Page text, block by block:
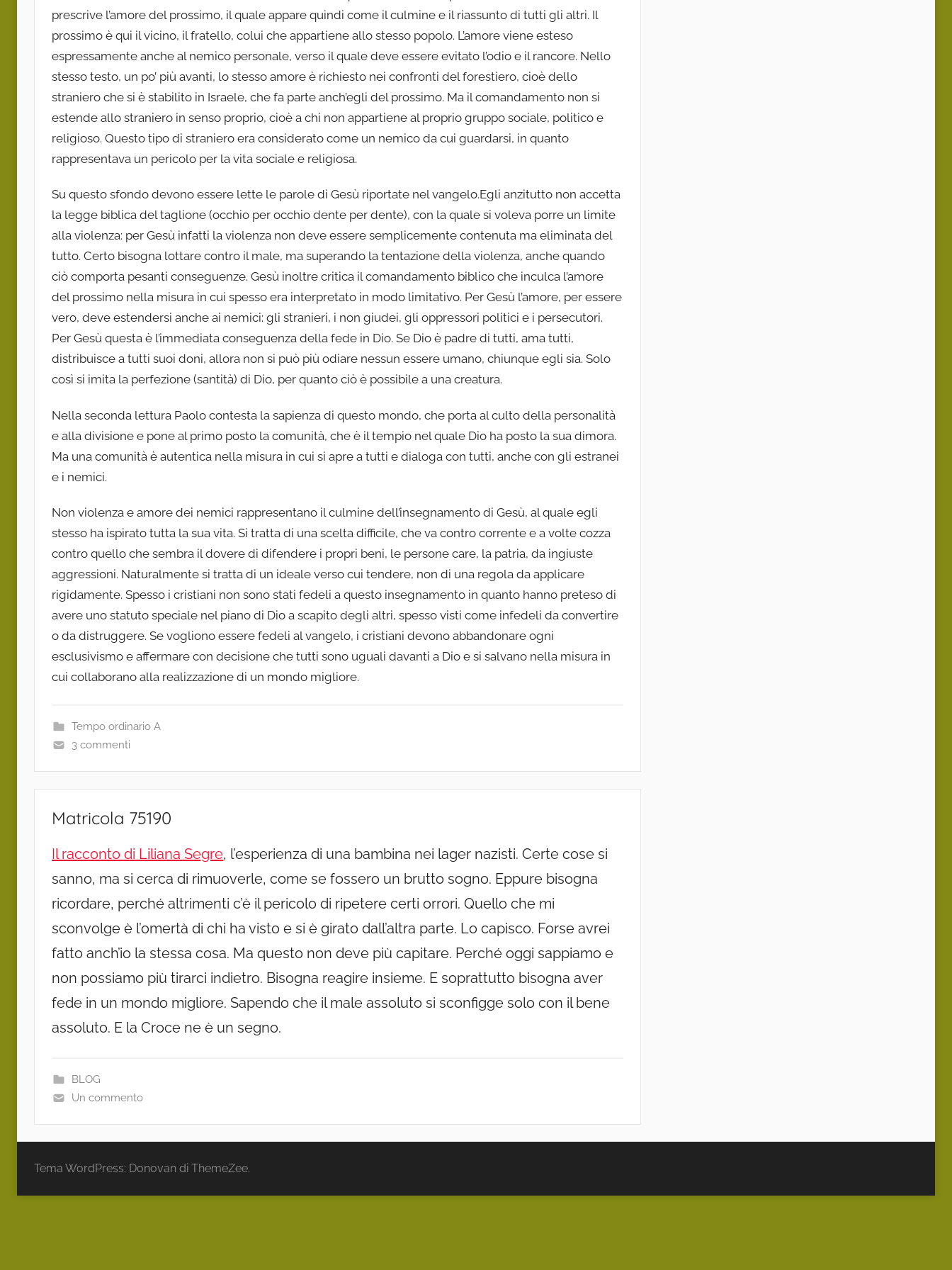
prescrive l’amore del prossimo, il quale appare quindi come il culmine e il riassunto di tutti gli altri. Il
prossimo è qui il vicino, il fratello, colui che appartiene allo stesso popolo. L’amore viene esteso
espressamente anche al nemico personale, verso il quale deve essere evitato l’odio e il rancore. Nello
stesso testo, un po’ più avanti, lo stesso amore è richiesto nei confronti del forestiero, cioè dello
straniero che si è stabilito in Israele, che fa parte anch’egli del prossimo. Ma il comandamento non si
estende allo straniero in senso proprio, cioè a chi non appartiene al proprio gruppo sociale, politico e
religioso. Questo tipo di straniero era considerato come un nemico da cui guardarsi, in quanto
rappresentava un pericolo per la vita sociale e religiosa.
Su questo sfondo devono essere lette le parole di Gesù riportate nel vangelo.Egli anzitutto non accetta
la legge biblica del taglione (occhio per occhio dente per dente), con la quale si voleva porre un limite
alla violenza: per Gesù infatti la violenza non deve essere semplicemente contenuta ma eliminata del
tutto. Certo bisogna lottare contro il male, ma superando la tentazione della violenza, anche quando
ciò comporta pesanti conseguenze. Gesù inoltre critica il comandamento biblico che inculca l’amore
del prossimo nella misura in cui spesso era interpretato in modo limitativo. Per Gesù l’amore, per essere
vero, deve estendersi anche ai nemici: gli stranieri, i non giudei, gli oppressori politici e i persecutori.
Per Gesù questa è l’immediata conseguenza della fede in Dio. Se Dio è padre di tutti, ama tutti,
distribuisce a tutti suoi doni, allora non si può più odiare nessun essere umano, chiunque egli sia. Solo
così si imita la perfezione (santità) di Dio, per quanto ciò è possibile a una creatura.
Nella seconda lettura Paolo contesta la sapienza di questo mondo, che porta al culto della personalità
e alla divisione e pone al primo posto la comunità, che è il tempio nel quale Dio ha posto la sua dimora.
Ma una comunità è autentica nella misura in cui si apre a tutti e dialoga con tutti, anche con gli estranei
e i nemici.
Non violenza e amore dei nemici rappresentano il culmine dell’insegnamento di Gesù, al quale egli
stesso ha ispirato tutta la sua vita. Si tratta di una scelta difficile, che va contro corrente e a volte cozza
contro quello che sembra il dovere di difendere i propri beni, le persone care, la patria, da ingiuste
aggressioni. Naturalmente si tratta di un ideale verso cui tendere, non di una regola da applicare
rigidamente. Spesso i cristiani non sono stati fedeli a questo insegnamento in quanto hanno preteso di
avere uno statuto speciale nel piano di Dio a scapito degli altri, spesso visti come infedeli da convertire
o da distruggere. Se vogliono essere fedeli al vangelo, i cristiani devono abbandonare ogni
esclusivismo e affermare con decisione che tutti sono uguali davanti a Dio e si salvano nella misura in
cui collaborano alla realizzazione di un mondo migliore.
Tempo ordinario A
3 commenti
Matricola 75190
Il racconto di Liliana Segre, l’esperienza di una bambina nei lager nazisti. Certe cose si
sanno, ma si cerca di rimuoverle, come se fossero un brutto sogno. Eppure bisogna
ricordare, perché altrimenti c’è il pericolo di ripetere certi orrori. Quello che mi
sconvolge è l’omertà di chi ha visto e si è girato dall’altra parte. Lo capisco. Forse avrei
fatto anch’io la stessa cosa. Ma questo non deve più capitare. Perché oggi sappiamo e
non possiamo più tirarci indietro. Bisogna reagire insieme. E soprattutto bisogna aver
fede in un mondo migliore. Sapendo che il male assoluto si sconfigge solo con il bene
assoluto. E la Croce ne è un segno.
BLOG
Un commento
Tema WordPress: Donovan di ThemeZee.